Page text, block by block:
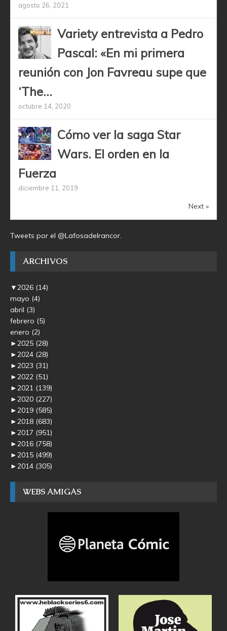
agosto 26, 2021
Variety entrevista a Pedro
Pascal: «En mi primera
reunión con Jon Favreau supe que
‘The...
octubre 14, 2020
Cómo ver la saga Star
Wars. El orden en la
Fuerza
diciembre 11, 2019
Next »
Tweets por el @Lafosadelrancor.
ARCHIVOS
▼2026 (14)
mayo (4)
abril (3)
febrero (5)
enero (2)
►2025 (28)
►2024 (28)
►2023 (31)
►2022 (51)
►2021 (139)
►2020 (227)
►2019 (585)
►2018 (683)
►2017 (951)
►2016 (758)
►2015 (499)
►2014 (305)
WEBS AMIGAS